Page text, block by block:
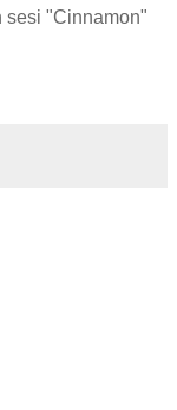
"Cinnamon"